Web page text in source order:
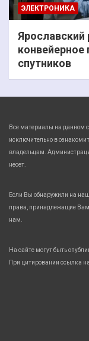
ЭЛЕКТРОНИКА
Ярославский
конвейерное
спутников
Все материалы на данном
исключительно в
владельцам.
несет.
Если Вы обнаружили на
права, принадлежащие
нам.
На сайте могут быть
При цитировании ссылка